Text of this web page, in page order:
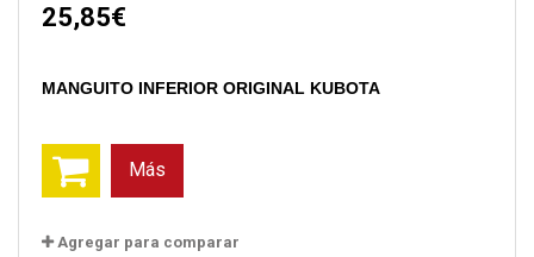
25,85€
MANGUITO INFERIOR ORIGINAL KUBOTA
Más
Agregar para comparar